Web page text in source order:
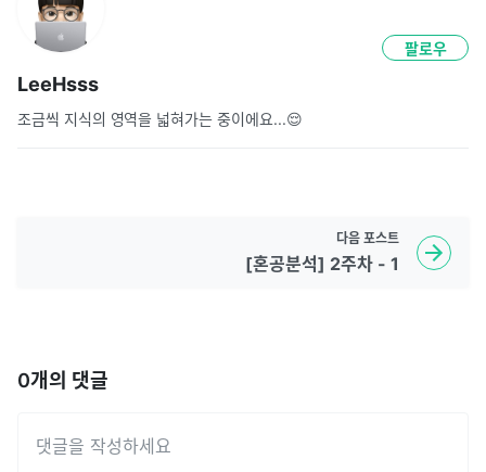
LeeHsss
조금씩 지식의 영역을 넓혀가는 중이에요...😌
팔로우
다음 포스트
[혼공분석] 2주차 - 1
0개의 댓글